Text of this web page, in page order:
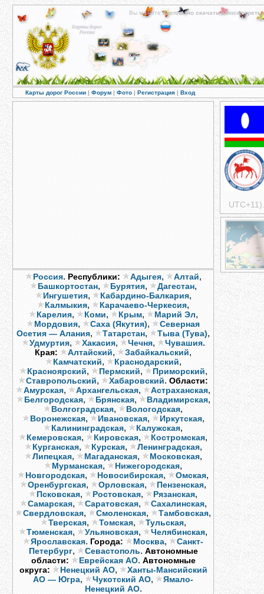
Вы можетебесплатно скачатьипосмотреть
Наш сайт
Карты дорог России | Форум | Фото | Регистрация | Вход
Россия. Республики: Адыгея, Алтай,
Башкортостан, Бурятия, Дагестан,
Ингушетия, Кабардино-Балкария,
Калмыкия, Карачаево-Черкесия,
Карелия, Коми, Крым, Марий Эл,
Мордовия, Саха (Якутия),
Северная
Осетия — Алания, Татарстан, Тыва (Тува),
Удмуртия, Хакасия, Чечня, Чувашия.
Края: Алтайский, Забайкальский,
Камчатский, Краснодарский,
Красноярский, Пермский, Приморский,
Ставропольский, Хабаровский. Области:
Амурская, Архангельская, Астраханская,
Белгородская, Брянская, Владимирская,
Волгоградская, Вологодская,
Воронежская, Ивановская, Иркутская,
Калининградская, Калужская,
Кемеровская, Кировская, Костромская,
Курганская, Курская, Ленинградская,
Липецкая, Магаданская, Московская,
Мурманская, Нижегородская,
Новгородская, Новосибирская, Омская,
Оренбургская, Орловская, Пензенская,
Псковская, Ростовская, Рязанская,
Самарская, Саратовская, Сахалинская,
Свердловская, Смоленская, Тамбовская,
Тверская, Томская, Тульская,
Тюменская, Ульяновская, Челябинская,
Ярославская. Города: Москва,
Санкт-
Петербург, Севастополь. Автономные
области:
Еврейская АО. Автономные
округа:
Ненецкий АО,
Ханты-Мансийский
АО — Югра, Чукотский АО,
Ямало-
Ненецкий АО.